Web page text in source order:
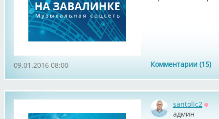
Комментарии (15)
09.01.2016 08:00
santolic2
админ